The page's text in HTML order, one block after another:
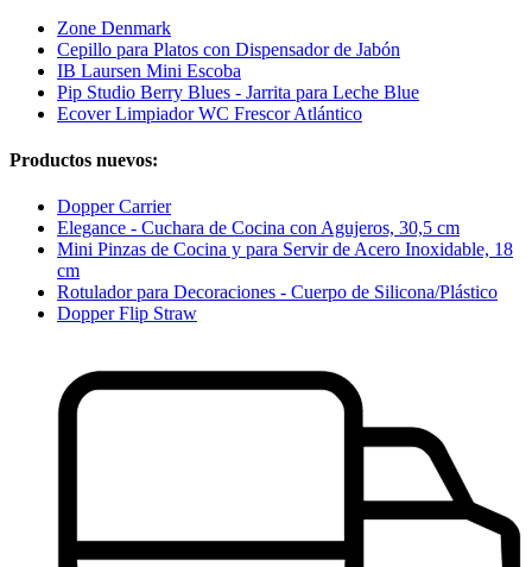
Zone Denmark
Cepillo para Platos con Dispensador de Jabón
IB Laursen Mini Escoba
Pip Studio Berry Blues - Jarrita para Leche Blue
Ecover Limpiador WC Frescor Atlántico
Productos nuevos:
Dopper Carrier
Elegance - Cuchara de Cocina con Agujeros, 30,5 cm
Mini Pinzas de Cocina y para Servir de Acero Inoxidable, 18
cm
Rotulador para Decoraciones - Cuerpo de Silicona/Plástico
Dopper Flip Straw